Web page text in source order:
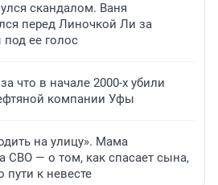
скандалом. Ваня
перед Линочкой Ли за
ее голос
что в начале 2000-х убили
компании Уфы
на улицу». Мама
СВО — о том, как спасает сына,
пути к невесте